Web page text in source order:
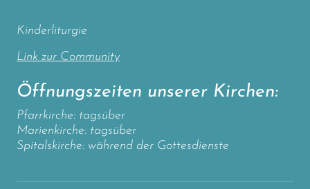
Kinderliturgie
Link zur Community
Öffnungszeiten unserer Kirchen:
Pfarrkirche: tagsüber
Marienkirche: tagsüber
Spitalskirche: während der Gottesdienste